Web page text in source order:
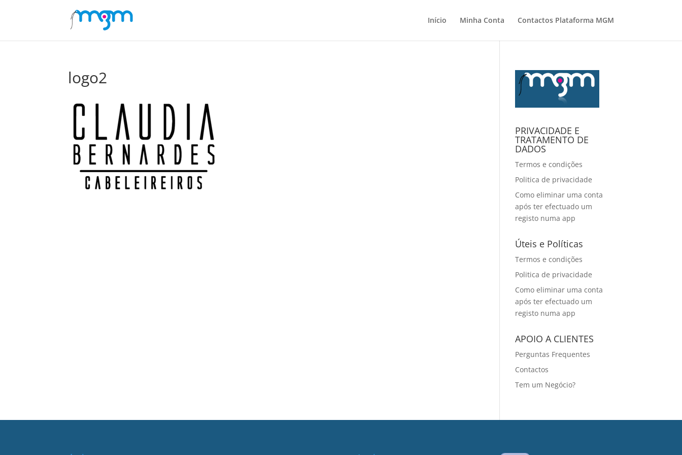
Início Minha Conta Contactos Plataforma MGM
logo2
PRIVACIDADE E
TRATAMENTO DE
DADOS
Termos e condições
Politica de privacidade
Como eliminar uma conta
após ter efectuado um
registo numa app
Úteis e Políticas
Termos e condições
Politica de privacidade
Como eliminar uma conta
após ter efectuado um
registo numa app
APOIO A CLIENTES
Perguntas Frequentes
Contactos
Tem um Negócio?